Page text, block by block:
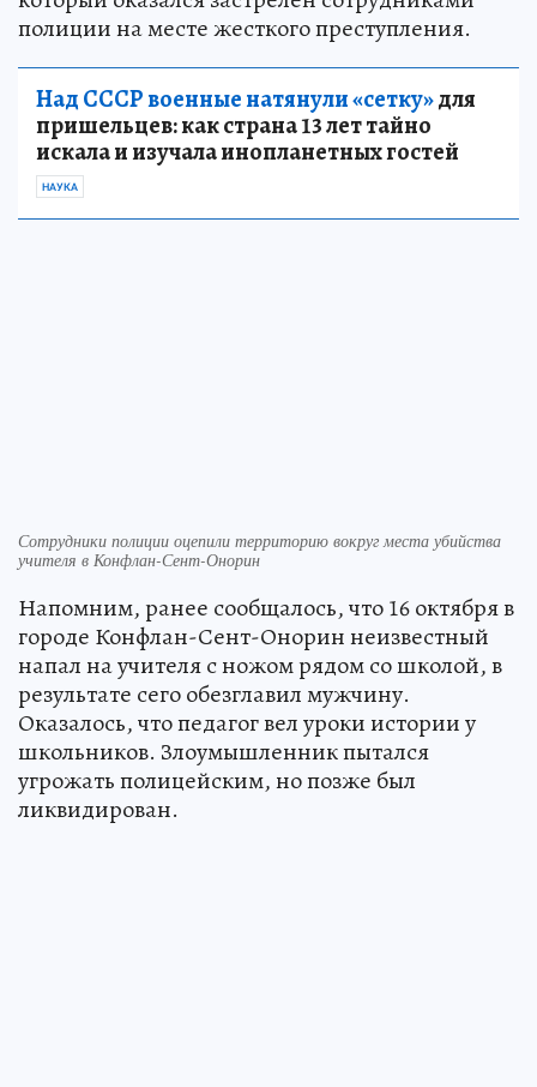
полиции на месте жесткого преступления.
Над СССР военные натянули «сетку»для
пришельцев: как страна 13 лет тайно
искала и изучала инопланетных гостей
НАУКА
Сотрудники полиции оцепили территорию вокруг места убийства
учителя в Конфлан-Сент-Онорин
Напомним, ранее сообщалось, что 16 октября в
городе Конфлан-Сент-Онорин неизвестный
напал на учителя с ножом рядом со школой, в
результате сего обезглавил мужчину.
Оказалось, что педагог вел уроки истории у
школьников. Злоумышленник пытался
угрожать полицейским, но позже был
ликвидирован.